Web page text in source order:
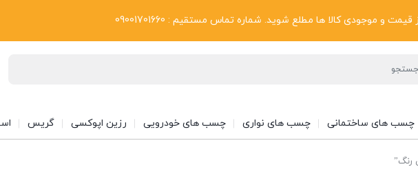
و موجودی کالا ها مطلع شوید. شماره تماس مستقیم : 09001701660
تماس با ما درباره ما بلاگ
چسب های ساختمانی چسب های نواری چسب های خودرویی رزین اپوکسی گریس
رنگ”